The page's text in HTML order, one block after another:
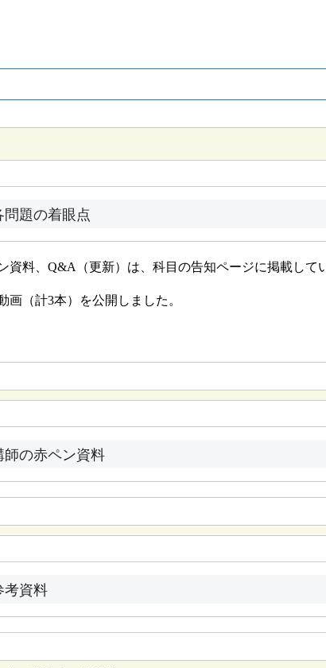
問題の着眼点
資料、Q&A（更新）は、科目の告知ページに掲載して
画（計3本）を公開しました。
師の赤ペン資料
考資料